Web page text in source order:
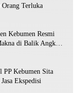
Orang Terluka
Kebumen Resmi
di Balik Angka
PP Kebumen Sita
Ekspedisi